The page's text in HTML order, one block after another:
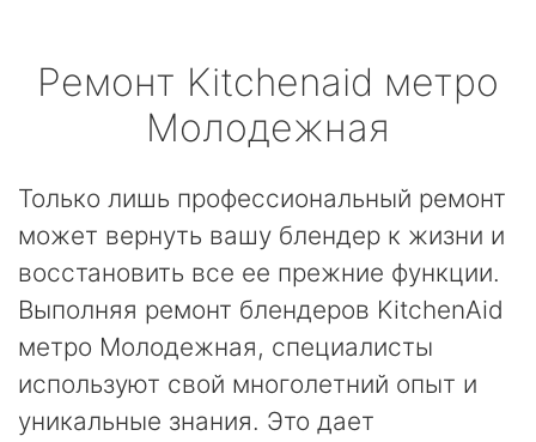
Ремонт Kitchenaid метро
Молодежная
Только лишь профессиональный ремонт
может вернуть вашу блендер к жизни и
восстановить все ее прежние функции.
Выполняя ремонт блендеров KitchenAid
метро Молодежная, специалисты
используют свой многолетний опыт и
уникальные знания. Это дает